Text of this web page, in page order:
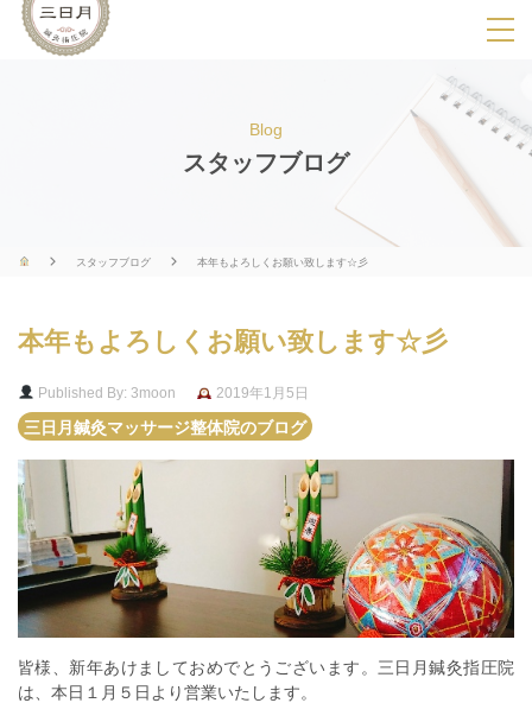
SPメニ
ー
展
用
ボ
Blog
スタッフブログ
スタッフブログ 本年もよろしくお願い致します☆彡
本年もよろしくお願い致します☆彡
Published By: 3moon
2019年1月5日
三日月鍼灸マッサージ整体院のブログ
皆様、新年あけましておめでとうございます。三日月鍼灸指圧院
は、本日１月５日より営業いたします。